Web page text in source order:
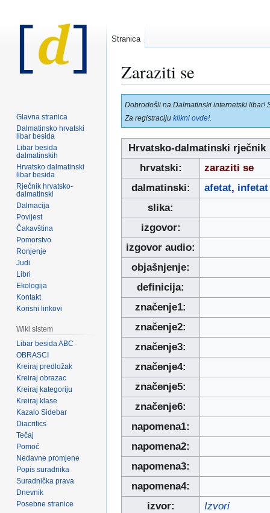
Zaraziti se
Prijeđi
na
navigaciju
Prijeđi
na
pretraživanje
Dobrodošli na Dalmatinski internetski libar!
Za registraciju klikni ovde!
Hrvatsko-dalmatinski rječnik
hrvatski:
zaraziti se
dalmatinski:
afetat, infetat
slika:
izgovor:
izgovor audio:
objašnjenje:
definicija:
značenje1:
značenje2:
značenje3:
značenje4:
značenje5:
značenje6:
napomena1:
napomena2:
napomena3:
napomena4:
izvor:
Izvori
Stranica
Glavna stranica
Dalmatinsko hrvatski
libar besida
Libar besida
dalmatinskih
Hrvatsko dalmatinski
libar besida
Rječnik hrvatsko-
dalmatinski
Dalmacija
Povijest
Čakavština
Pomorstvo
Ronjenje
Judi
Libri
Ekologija
Kontakt
Korisni linkovi
Wiki sistem
Libar besida ABC
OBRASCI
Kreiraj predložak
Kreiraj obrazac
Kreiraj kategoriju
Kreiraj klase
Kazalo Sidebar
Diacritics
Tečaj
Pomoć
Nedavne promjene
Popis suradnika
Suradnička prava
Dnevnik
Posebne stranice